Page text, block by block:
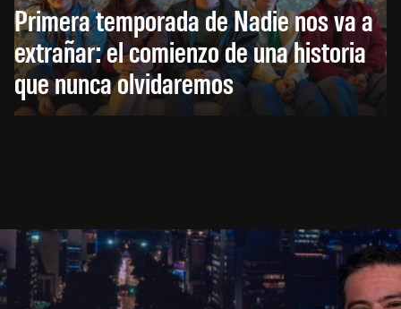
Primera temporada de Nadie nos va a
extrañar: el comienzo de una historia
que nunca olvidaremos